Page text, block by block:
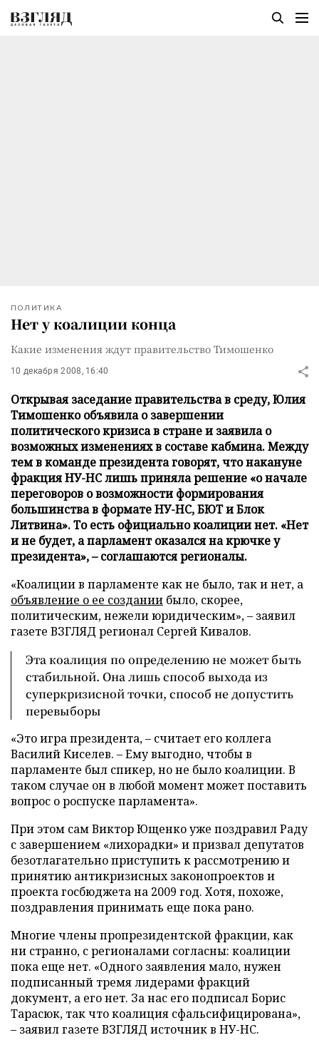
ПОЛИТИКА
Нет у коалиции конца
Какие изменения ждут правительство Тимошенко
10 декабря 2008, 16:40
Открывая заседание правительства в среду, Юлия
Тимошенко объявила о завершении
политического кризиса в стране и заявила о
возможных изменениях в составе кабмина. Между
тем в команде президента говорят, что накануне
фракция НУ-НС лишь приняла решение «о начале
переговоров о возможности формирования
большинства в формате НУ-НС, БЮТ и Блок
Литвина». То есть официально коалиции нет. «Нет
и не будет, а парламент оказался на крючке у
президента», – соглашаются регионалы.
«Коалиции в парламенте как не было, так и нет, а
объявление о ее создании было, скорее,
политическим, нежели юридическим», – заявил
газете ВЗГЛЯД регионал Сергей Кивалов.
Эта коалиция по определению не может быть
стабильной. Она лишь способ выхода из
суперкризисной точки, способ не допустить
перевыборы
«Это игра президента, – считает его коллега
Василий Киселев. – Ему выгодно, чтобы в
парламенте был спикер, но не было коалиции. В
таком случае он в любой момент может поставить
вопрос о роспуске парламента».
При этом сам Виктор Ющенко уже поздравил Раду
с завершением «лихорадки» и призвал депутатов
безотлагательно приступить к рассмотрению и
принятию антикризисных законопроектов и
проекта госбюджета на 2009 год. Хотя, похоже,
поздравления принимать еще пока рано.
Многие члены пропрезидентской фракции, как
ни странно, с регионалами согласны: коалиции
пока еще нет. «Одного заявления мало, нужен
подписанный тремя лидерами фракций
документ, а его нет. За нас его подписал Борис
Тарасюк, так что коалиция сфальсифицирована»,
– заявил газете ВЗГЛЯД источник в НУ-НС.